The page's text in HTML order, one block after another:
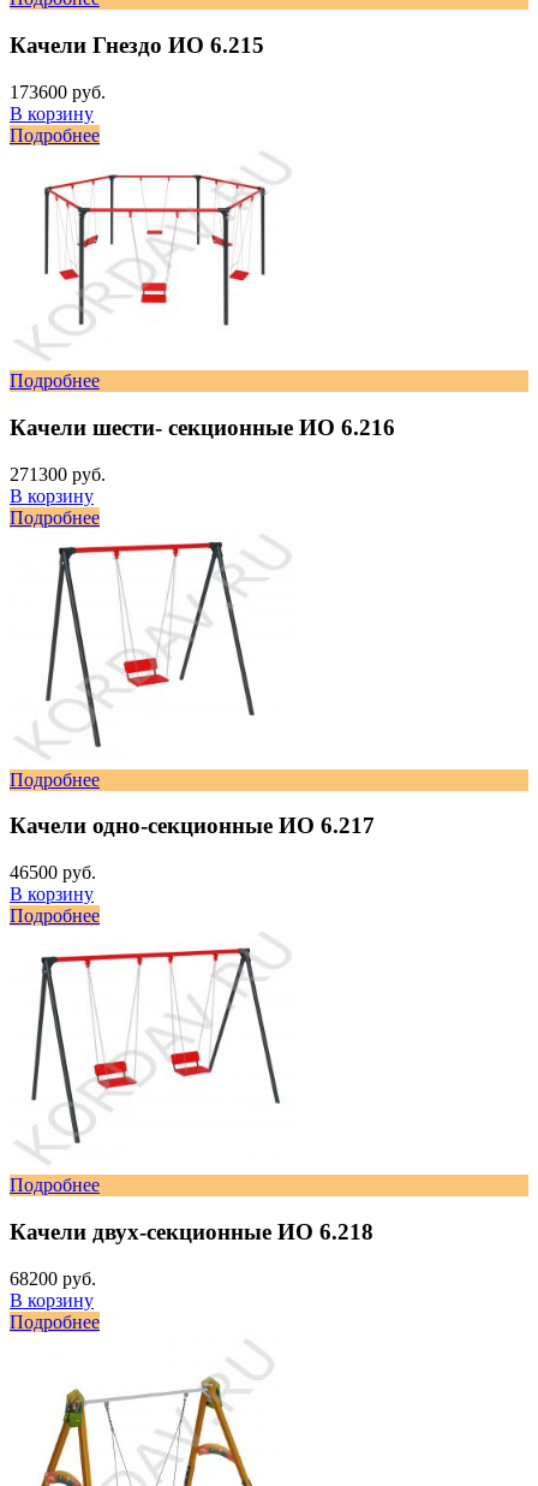
Качели Гнездо ИО 6.215
173600 руб.
В корзину
Подробнее
Подробнее
Качели шести- секционные ИО 6.216
271300 руб.
В корзину
Подробнее
Подробнее
Качели одно-секционные ИО 6.217
46500 руб.
В корзину
Подробнее
Подробнее
Качели двух-секционные ИО 6.218
68200 руб.
В корзину
Подробнее